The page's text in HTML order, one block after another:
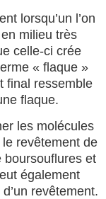
lorsqu’un l’on
milieu très
celle-ci crée
« flaque »
final ressemble
flaque.
les molécules
le revêtement de
boursouflures et
également
revêtement.